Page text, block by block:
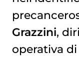
Grazzini,
operativa